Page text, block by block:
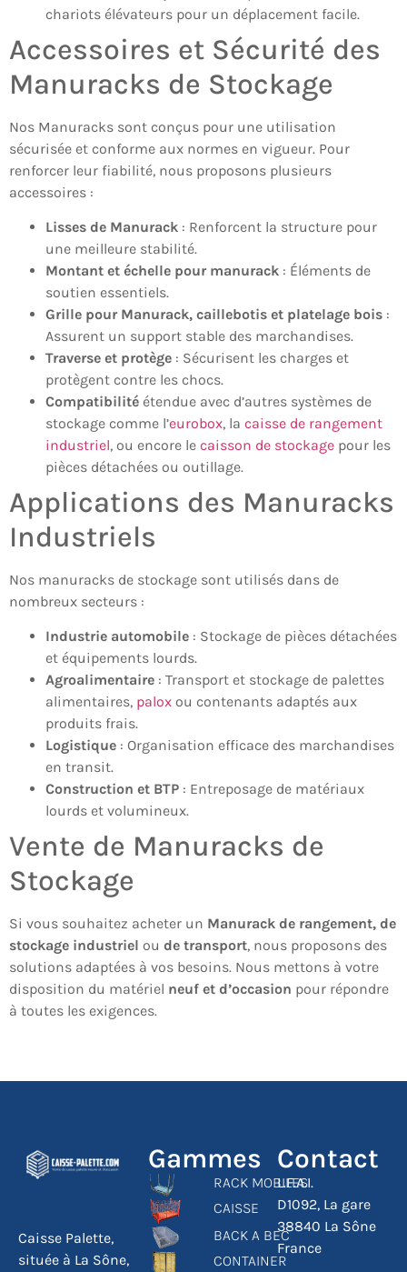
chariots élévateurs pour un déplacement facile.
Accessoires et Sécurité des
Manuracks de Stockage
Nos Manuracks sont conçus pour une utilisation
sécurisée et conforme aux normes en vigueur. Pour
renforcer leur fiabilité, nous proposons plusieurs
accessoires :
Lisses de Manurack : Renforcent la structure pour
une meilleure stabilité.
Montant et échelle pour manurack : Éléments de
soutien essentiels.
Grille pour Manurack, caillebotis et platelage bois :
Assurent un support stable des marchandises.
Traverse et protège : Sécurisent les charges et
protègent contre les chocs.
Compatibilité étendue avec d’autres systèmes de
stockage comme l’eurobox, la caisse de rangement
industriel, ou encore le caisson de stockage pour les
pièces détachées ou outillage.
Applications des Manuracks
Industriels
Nos manuracks de stockage sont utilisés dans de
nombreux secteurs :
Industrie automobile : Stockage de pièces détachées
et équipements lourds.
Agroalimentaire : Transport et stockage de palettes
alimentaires, palox ou contenants adaptés aux
produits frais.
Logistique : Organisation efficace des marchandises
en transit.
Construction et BTP : Entreposage de matériaux
lourds et volumineux.
Vente de Manuracks de
Stockage
Si vous souhaitez acheter un Manurack de rangement, de
stockage industriel ou de transport, nous proposons des
solutions adaptées à vos besoins. Nous mettons à votre
disposition du matériel neuf et d’occasion pour répondre
à toutes les exigences.
Caisse Palette,
située à La Sône,
Gammes
RACK MOBILES
CAISSE
BACK A BEC
CONTAINER
Contact
L.F.A.I.
D1092, La gare
38840 La Sône
France